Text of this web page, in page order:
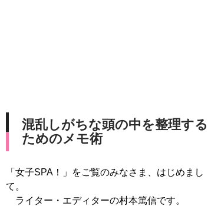
混乱しがちな頭の中を整理する
ためのメモ術
「女子SPA！」をご覧のみなさま、はじめまし
て。
ライター・エディターの村本篤信です。